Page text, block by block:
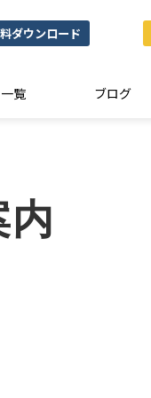
ダウンロード
覧 ブログ
内